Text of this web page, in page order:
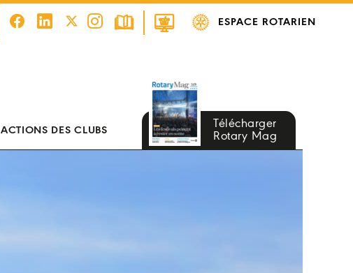
ESPACE ROTARIEN
ACTIONS DES CLUBS
Télécharger
Rotary Mag